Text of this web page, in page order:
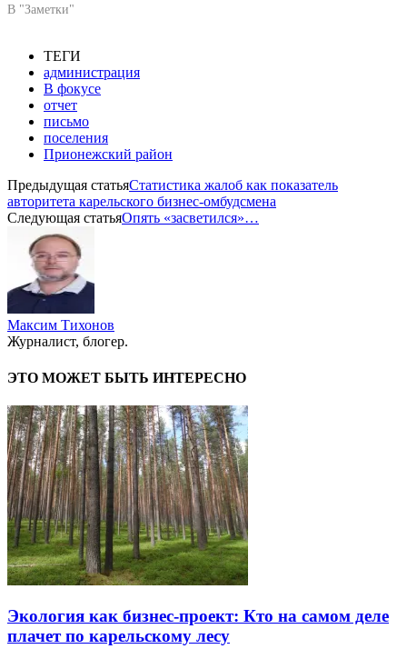
В "Заметки"
ТЕГИ
администрация
В фокусе
отчет
письмо
поселения
Прионежский район
Предыдущая статьяСтатистика жалоб как показатель
авторитета карельского бизнес-омбудсмена
Следующая статьяОпять «засветился»…
Максим Тихонов
Журналист, блогер.
ЭТО МОЖЕТ БЫТЬ ИНТЕРЕСНО
Экология как бизнес-проект: Кто на самом деле
плачет по карельскому лесу